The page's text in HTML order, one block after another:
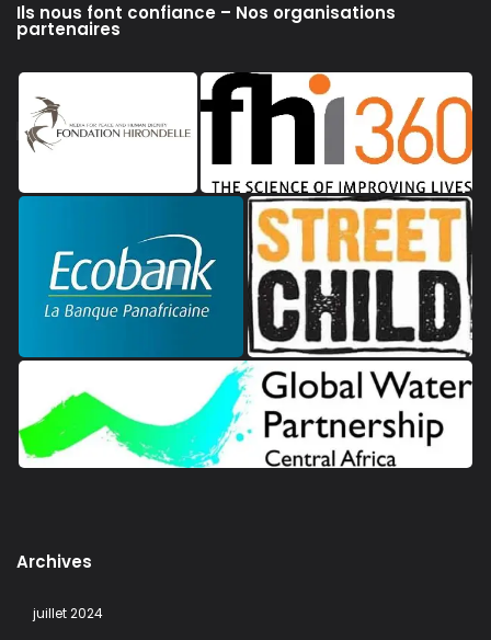
Ils nous font confiance – Nos organisations
partenaires
Archives
juillet 2024